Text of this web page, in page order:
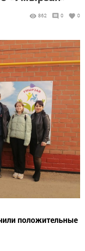
862 0 0
положительные